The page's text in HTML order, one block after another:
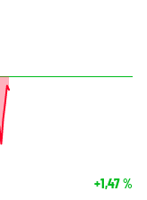
+1,47%